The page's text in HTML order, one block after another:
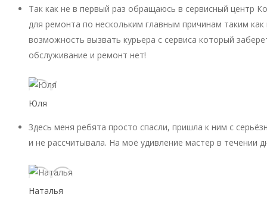
Так как не в первый раз обращаюсь в сервисный центр
для ремонта по нескольким главным причинам таким
возможность вызвать курьера с сервиса который
обслуживание и ремонт нет!
Юля
Здесь меня ребята просто спасли, пришла к ним с
и не рассчитывала. На моё удивление мастер в течении
Наталья